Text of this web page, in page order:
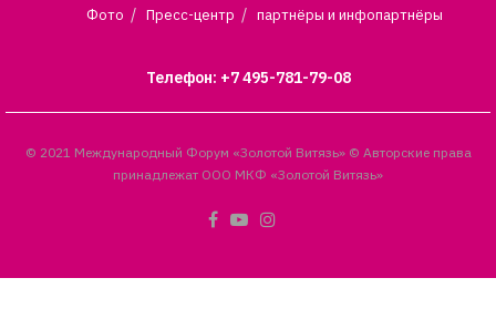
Фото
Пресс-центр партнёры и инфопартнёры
Телефон: +7 495-781-79-08
© 2021 Международный Форум «Золотой Витязь» © Авторские права
принадлежат ООО МКФ «Золотой Витязь»